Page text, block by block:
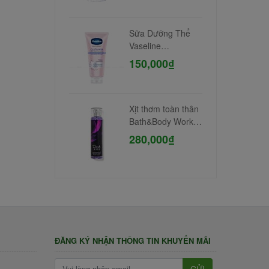
Sữa Dưỡng Thể
Vaseline
Niacinamide 300ml
150,000₫
Xịt thơm toàn thân
Bath&Body Works
#Dark Kiss
280,000₫
ĐĂNG KÝ NHẬN THÔNG TIN KHUYẾN MÃI